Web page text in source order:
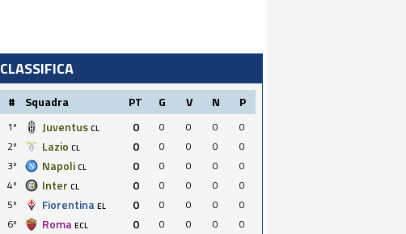
CLASSIFICA
# Squadra PT G V N P
1º Juventus CL 0 0 0 0
0
2º
Lazio CL 0 0 0 0
0
3º
Napoli CL 0 0 0 0
0
4º
Inter CL 0 0 0 0
0
5º
Fiorentina EL 0 0 0 0
0
6º
Roma ECL 0 0 0 0
0